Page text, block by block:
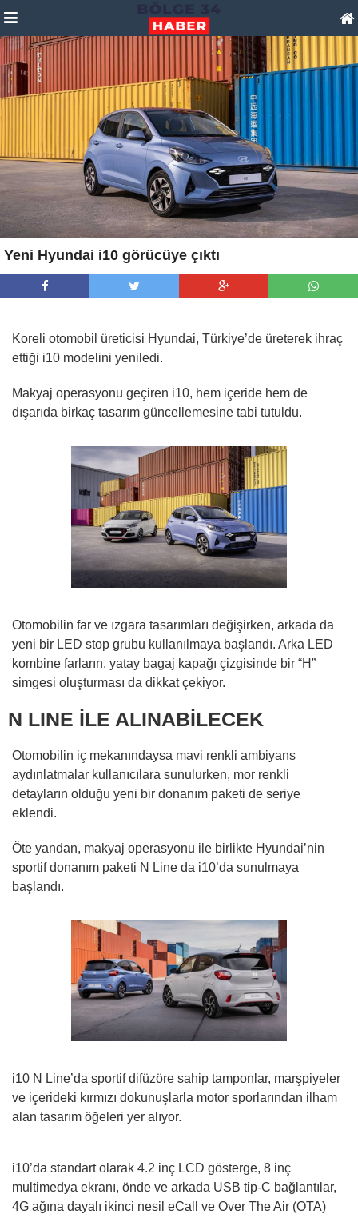
Yeni Hyundai i10 görücüye çıktı
Koreli otomobil üreticisi Hyundai, Türkiye’de üreterek ihraç
ettiği i10 modelini yeniledi.
Makyaj operasyonu geçiren i10, hem içeride hem de
dışarıda birkaç tasarım güncellemesine tabi tutuldu.
Otomobilin far ve ızgara tasarımları değişirken, arkada da
yeni bir LED stop grubu kullanılmaya başlandı. Arka LED
kombine farların, yatay bagaj kapağı çizgisinde bir “H”
simgesi oluşturması da dikkat çekiyor.
N LINE İLE ALINABİLECEK
Otomobilin iç mekanındaysa mavi renkli ambiyans
aydınlatmalar kullanıcılara sunulurken, mor renkli
detayların olduğu yeni bir donanım paketi de seriye
eklendi.
Öte yandan, makyaj operasyonu ile birlikte Hyundai’nin
sportif donanım paketi N Line da i10’da sunulmaya
başlandı.
i10 N Line’da sportif difüzöre sahip tamponlar, marşpiyeler
ve içerideki kırmızı dokunuşlarla motor sporlarından ilham
alan tasarım öğeleri yer alıyor.
i10’da standart olarak 4.2 inç LCD gösterge, 8 inç
multimedya ekranı, önde ve arkada USB tip-C bağlantılar,
4G ağına dayalı ikinci nesil eCall ve Over The Air (OTA)